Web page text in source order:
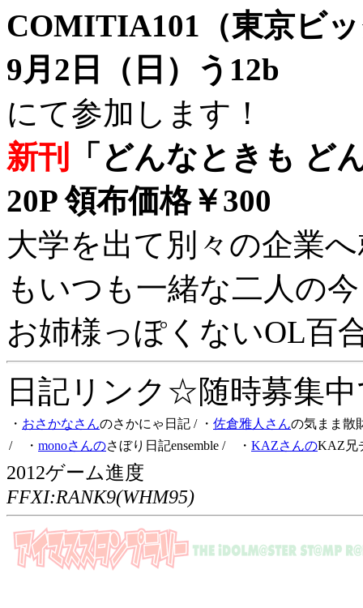
COMITIA101（東京ビ
9月2日（日）う12b
にて参加します！
新刊
「どんなときも ど
20P 領布価格￥300
大学を出て別々の企業
もいつも一緒な二人の
お姉様っぽくないOL百
日記リンク☆随時募集
・ おさかなさんのさかにゃ日記 / ・ 佐倉雅人さんの気まま散
/ ・ monoさんのさぼり日記ensemble / ・ KAZさんのKAZ兄
2012ゲーム進度
FFXI:RANK9(WHM95)